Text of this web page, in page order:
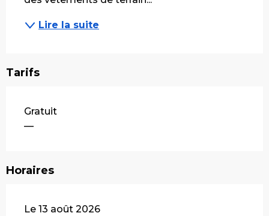
Lire la suite
Tarifs
Gratuit
—
Horaires
Le 13 août 2026